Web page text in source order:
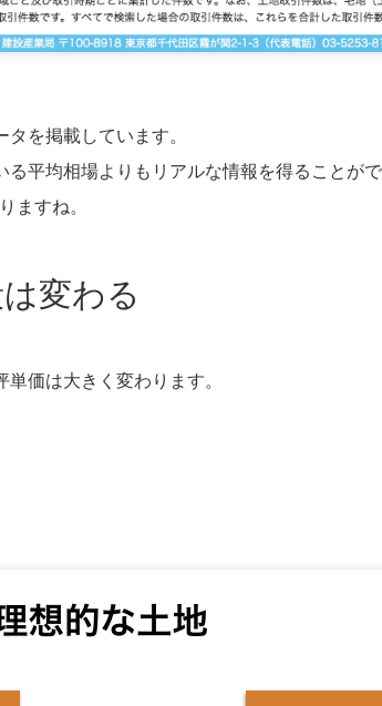
を掲載しています。
平均相場よりもリアルな情報を得ることが
ますね。
変わる
価は大きく変わります。